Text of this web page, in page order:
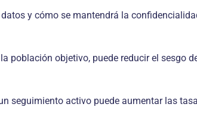
y cómo se mantendrá la
población objetivo, puede reducir el sesgo
seguimiento activo puede aumentar las